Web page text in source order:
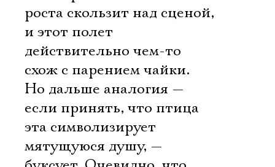
роста скользит над сценой,
и этот полет
действительно чем-то
схож с парением чайки.
Но дальше аналогия —
если принять, что птица
эта символизирует
мятущуюся душу, —